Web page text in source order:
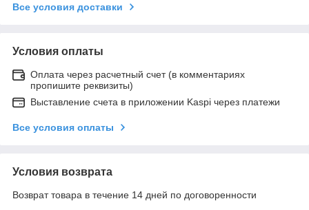
Все условия доставки
Условия оплаты
Оплата через расчетный счет (в комментариях
пропишите реквизиты)
Выставление счета в приложении Kaspi через платежи
Все условия оплаты
Условия возврата
Возврат товара в течение 14 дней по договоренности